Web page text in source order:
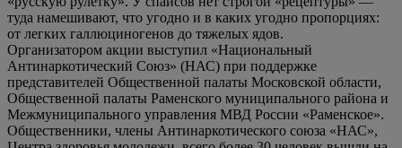
туда намешивают, что угодно и в каких угодно пропорциях:
от легких галлюциногенов до тяжелых ядов.
Организатором акции выступил «Национальный
Антинаркотический Союз» (НАС) при поддержке
представителей Общественной палаты Московской области,
Общественной палаты Раменского муниципального района и
Межмуниципального управления МВД России «Раменское».
Общественники, члены Антинаркотического союза «НАС»,